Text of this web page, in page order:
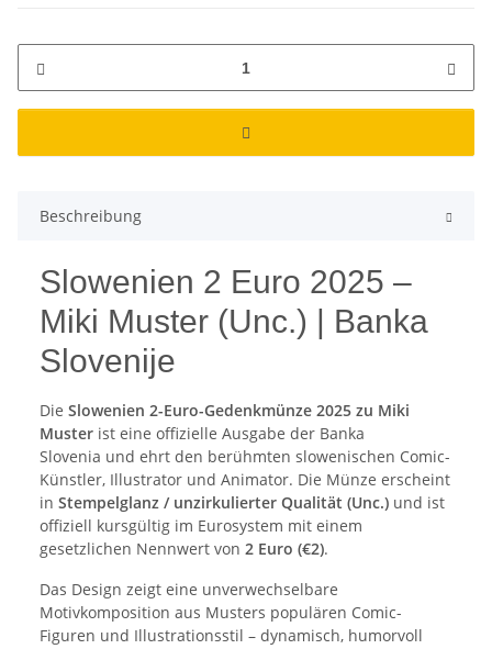
Beschreibung
Slowenien 2 Euro 2025 –
Miki Muster (Unc.) | Banka
Slovenije
Die Slowenien 2-Euro-Gedenkmünze 2025 zu Miki
Muster ist eine offizielle Ausgabe der Banka
Slovenia und ehrt den berühmten slowenischen Comic-
Künstler, Illustrator und Animator. Die Münze erscheint
in Stempelglanz / unzirkulierter Qualität (Unc.) und ist
offiziell kursgültig im Eurosystem mit einem
gesetzlichen Nennwert von 2 Euro (€2).
Das Design zeigt eine unverwechselbare
Motivkomposition aus Musters populären Comic-
Figuren und Illustrationsstil – dynamisch, humorvoll